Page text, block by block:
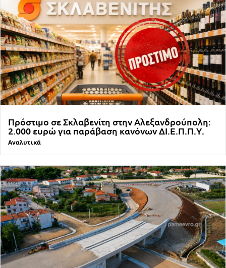
Πρόστιμο σε Σκλαβενίτη στην Αλεξανδρούπολη:
2.000 ευρώ για παράβαση κανόνων ΔΙ.Ε.Π.Π.Υ.
Αναλυτικά